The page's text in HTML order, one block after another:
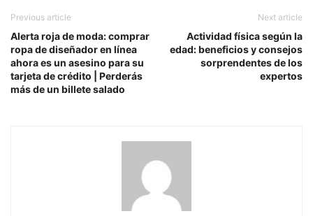
Previous article
Alerta roja de moda: comprar
ropa de diseñador en línea
ahora es un asesino para su
tarjeta de crédito | Perderás
más de un billete salado
Next article
Actividad física según la
edad: beneficios y consejos
sorprendentes de los
expertos